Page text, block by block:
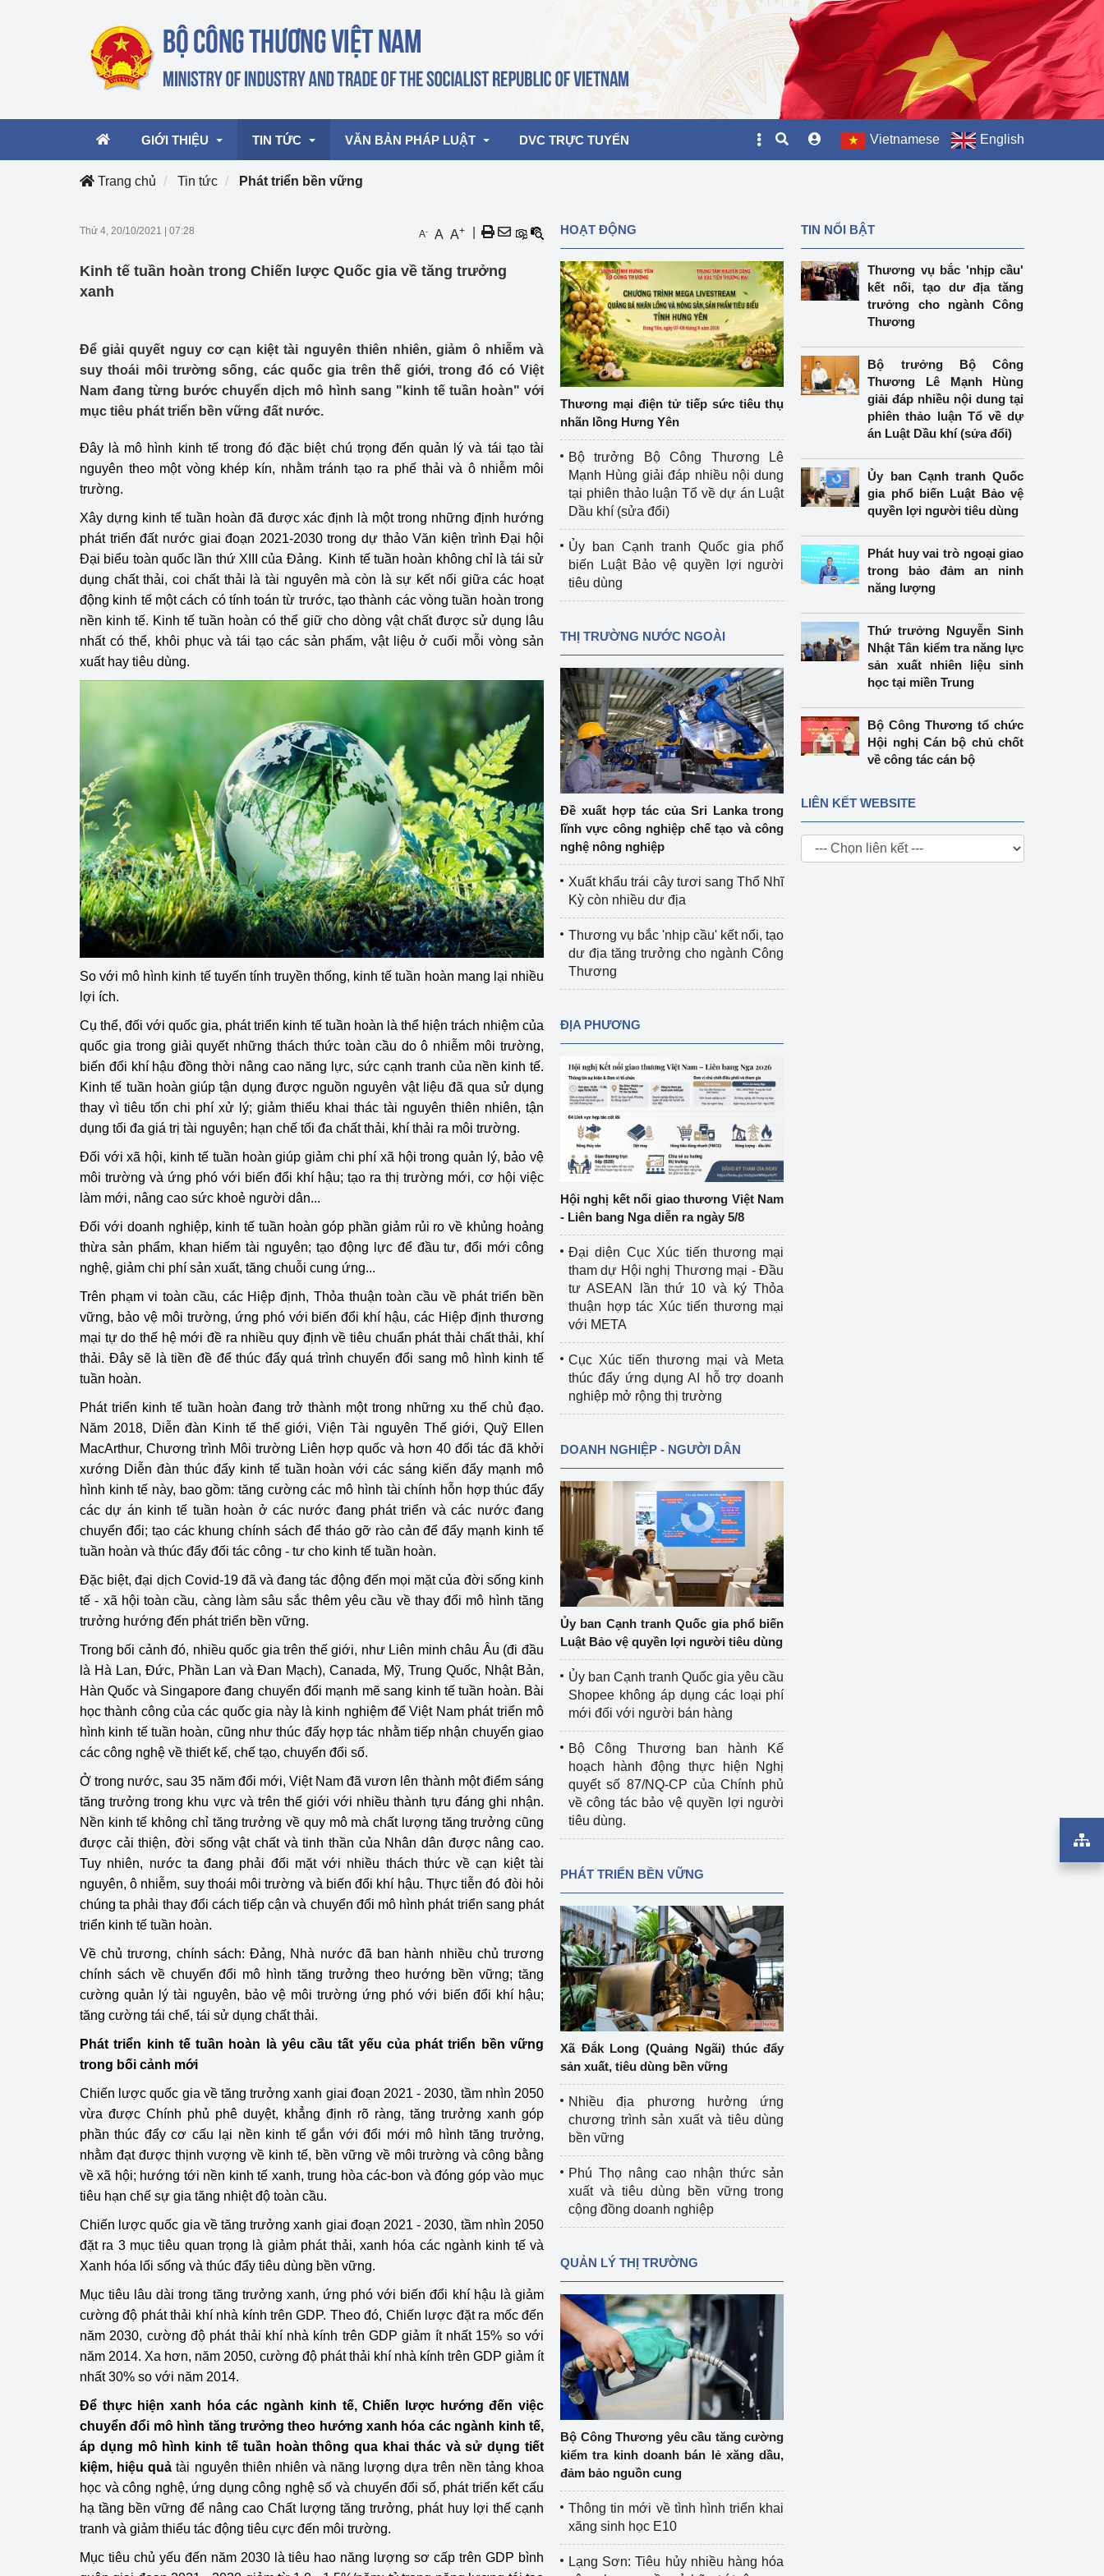
GIỚI THIỆU TIN TỨC
Hoạt động của Lãnh đạo Bộ
mại, Dịch vụ Việt Nam 2026
Hoạt động của Bộ trưởng
Công Thương - Công luận
Họp báo
Điểm báo
Chuyển đổi số
Lịch sử phát triển
Phát triển nguồn nhân lực
Phát triển bền vững
Tổ chức kiểm định
Tổ chức kiểm định kỹ thuật an toàn lao
động thuộc thẩm quyền quản lý của
Bộ Công Thương
động kiểm định thiết bị, dụng cụ điện
làm việc ở môi trường không có nguy
hiểm khí, bụi nổ
Cơ sở sản xuất, sửa chữa chai chứa
LPG
Tổ chức huấn luyện, bồi dưỡng
nghiệp vụ kiểm định kỹ thuật an toàn
lao động
Văn hóa ngành Công Thương
Sử dụng năng lượng tiết kiệm và
hiệu quả
Hiệu quả năng lượng
Khoa học, công nghệ và đổi mới sáng
tạo
Thông báo
Bảo vệ môi trường Video bảo vệ môi trường
Album ảnh bảo vệ môi trường
Văn bản về môi trường
Đọc báo giúp bạn
Bảo vệ nền tảng tư tưởng của Đảng
Doanh nghiệp - Người dân
Xúc tiến thương mại Khu vực miền Bắc
Khu vực miền Nam
Thị trường châu Á – châu Phi
Thị trường châu Âu – châu Mỹ
Thị trường trong nước
Ngành Công Thương đưa nghị quyết
Đại hội XIV của Đảng vào cuộc sống
Phát triển công nghiệp Công nghiệp nền tảng
Chính sách
Phát triển năng lượng
VĂN BẢN PHÁP LUẬT DVC TRỰC TUYẾN Vietnamese English
Trang chủ Tin tức Phát triển bền vững
Thứ 4, 20/10/2021 07:28 A- A A+
Kinh tế tuần hoàn trong Chiến lược Quốc gia về tăng trưởng
xanh
Ðể giải quyết nguy cơ cạn kiệt tài nguyên thiên nhiên, giảm ô nhiễm và
suy thoái môi trường sống, các quốc gia trên thế giới, trong đó có Việt
Nam đang từng bước chuyển dịch mô hình sang "kinh tế tuần hoàn" với
mục tiêu phát triển bền vững đất nước.
Ðây là mô hình kinh tế trong đó đặc biệt chú trọng đến quản lý và tái tạo tài
nguyên theo một vòng khép kín, nhằm tránh tạo ra phế thải và ô nhiễm môi
trường.
Xây dựng kinh tế tuần hoàn đã được xác định là một trong những định hướng
phát triển đất nước giai đoạn 2021-2030 trong dự thảo Văn kiện trình Đại hội
Đại biểu toàn quốc lần thứ XIII của Đảng. Kinh tế tuần hoàn không chỉ là tái sử
dụng chất thải, coi chất thải là tài nguyên mà còn là sự kết nối giữa các hoạt
động kinh tế một cách có tính toán từ trước, tạo thành các vòng tuần hoàn trong
nền kinh tế. Kinh tế tuần hoàn có thể giữ cho dòng vật chất được sử dụng lâu
nhất có thể, khôi phục và tái tạo các sản phẩm, vật liệu ở cuối mỗi vòng sản
xuất hay tiêu dùng.
So với mô hình kinh tế tuyến tính truyền thống, kinh tế tuần hoàn mang lại nhiều
lợi ích.
Cụ thể, đối với quốc gia, phát triển kinh tế tuần hoàn là thể hiện trách nhiệm của
quốc gia trong giải quyết những thách thức toàn cầu do ô nhiễm môi trường,
biến đổi khí hậu đồng thời nâng cao năng lực, sức cạnh tranh của nền kinh tế.
Kinh tế tuần hoàn giúp tận dụng được nguồn nguyên vật liệu đã qua sử dụng
thay vì tiêu tốn chi phí xử lý; giảm thiểu khai thác tài nguyên thiên nhiên, tận
dụng tối đa giá trị tài nguyên; hạn chế tối đa chất thải, khí thải ra môi trường.
Đối với xã hội, kinh tế tuần hoàn giúp giảm chi phí xã hội trong quản lý, bảo vệ
môi trường và ứng phó với biến đổi khí hậu; tạo ra thị trường mới, cơ hội việc
làm mới, nâng cao sức khoẻ người dân...
Đối với doanh nghiệp, kinh tế tuần hoàn góp phần giảm rủi ro về khủng hoảng
thừa sản phẩm, khan hiếm tài nguyên; tạo động lực để đầu tư, đổi mới công
nghệ, giảm chi phí sản xuất, tăng chuỗi cung ứng...
Trên phạm vi toàn cầu, các Hiệp định, Thỏa thuận toàn cầu về phát triển bền
vững, bảo vệ môi trường, ứng phó với biến đổi khí hậu, các Hiệp định thương
mại tự do thế hệ mới đề ra nhiều quy định về tiêu chuẩn phát thải chất thải, khí
thải. Đây sẽ là tiền đề để thúc đẩy quá trình chuyển đổi sang mô hình kinh tế
tuần hoàn.
Phát triển kinh tế tuần hoàn đang trở thành một trong những xu thế chủ đạo.
Năm 2018, Diễn đàn Kinh tế thế giới, Viện Tài nguyên Thế giới, Quỹ Ellen
MacArthur, Chương trình Môi trường Liên hợp quốc và hơn 40 đối tác đã khởi
xướng Diễn đàn thúc đẩy kinh tế tuần hoàn với các sáng kiến đẩy mạnh mô
hình kinh tế này, bao gồm: tăng cường các mô hình tài chính hỗn hợp thúc đẩy
các dự án kinh tế tuần hoàn ở các nước đang phát triển và các nước đang
chuyển đổi; tạo các khung chính sách để tháo gỡ rào cản để đẩy mạnh kinh tế
tuần hoàn và thúc đẩy đối tác công - tư cho kinh tế tuần hoàn.
Đặc biệt, đại dịch Covid-19 đã và đang tác động đến mọi mặt của đời sống kinh
tế - xã hội toàn cầu, càng làm sâu sắc thêm yêu cầu về thay đổi mô hình tăng
trưởng hướng đến phát triển bền vững.
Trong bối cảnh đó, nhiều quốc gia trên thế giới, như Liên minh châu Âu (đi đầu
là Hà Lan, Đức, Phần Lan và Đan Mạch), Canada, Mỹ, Trung Quốc, Nhật Bản,
Hàn Quốc và Singapore đang chuyển đổi mạnh mẽ sang kinh tế tuần hoàn. Bài
học thành công của các quốc gia này là kinh nghiệm để Việt Nam phát triển mô
hình kinh tế tuần hoàn, cũng như thúc đẩy hợp tác nhằm tiếp nhận chuyển giao
các công nghệ về thiết kế, chế tạo, chuyển đổi số.
Ở trong nước, sau 35 năm đổi mới, Việt Nam đã vươn lên thành một điểm sáng
tăng trưởng trong khu vực và trên thế giới với nhiều thành tựu đáng ghi nhận.
Nền kinh tế không chỉ tăng trưởng về quy mô mà chất lượng tăng trưởng cũng
được cải thiện, đời sống vật chất và tinh thần của Nhân dân được nâng cao.
Tuy nhiên, nước ta đang phải đối mặt với nhiều thách thức về cạn kiệt tài
nguyên, ô nhiễm, suy thoái môi trường và biến đổi khí hậu. Thực tiễn đó đòi hỏi
chúng ta phải thay đổi cách tiếp cận và chuyển đổi mô hình phát triển sang phát
triển kinh tế tuần hoàn.
Về chủ trương, chính sách: Đảng, Nhà nước đã ban hành nhiều chủ trương
chính sách về chuyển đổi mô hình tăng trưởng theo hướng bền vững; tăng
cường quản lý tài nguyên, bảo vệ môi trường ứng phó với biến đổi khí hậu;
tăng cường tái chế, tái sử dụng chất thải.
Phát triển kinh tế tuần hoàn là yêu cầu tất yếu của phát triển bền vững
trong bối cảnh mới
Chiến lược quốc gia về tăng trưởng xanh giai đoạn 2021 - 2030, tầm nhìn 2050
vừa được Chính phủ phê duyệt, khẳng định rõ ràng, tăng trưởng xanh góp
phần thúc đẩy cơ cấu lại nền kinh tế gắn với đổi mới mô hình tăng trưởng,
nhằm đạt được thịnh vượng về kinh tế, bền vững về môi trường và công bằng
về xã hội; hướng tới nền kinh tế xanh, trung hòa các-bon và đóng góp vào mục
tiêu hạn chế sự gia tăng nhiệt độ toàn cầu.
Chiến lược quốc gia về tăng trưởng xanh giai đoạn 2021 - 2030, tầm nhìn 2050
đặt ra 3 mục tiêu quan trọng là giảm phát thải, xanh hóa các ngành kinh tế và
Xanh hóa lối sống và thúc đẩy tiêu dùng bền vững.
Mục tiêu lâu dài trong tăng trưởng xanh, ứng phó với biến đổi khí hậu là giảm
cường độ phát thải khí nhà kính trên GDP. Theo đó, Chiến lược đặt ra mốc đến
năm 2030, cường độ phát thải khí nhà kính trên GDP giảm ít nhất 15% so với
năm 2014. Xa hơn, năm 2050, cường độ phát thải khí nhà kính trên GDP giảm ít
nhất 30% so với năm 2014.
Để thực hiện xanh hóa các ngành kinh tế, Chiến lược hướng đến việc
chuyển đổi mô hình tăng trưởng theo hướng xanh hóa các ngành kinh tế,
áp dụng mô hình kinh tế tuần hoàn thông qua khai thác và sử dụng tiết
kiệm, hiệu quảtài nguyên thiên nhiên và năng lượng dựa trên nền tảng khoa
học và công nghệ, ứng dụng công nghệ số và chuyển đổi số, phát triển kết cấu
hạ tầng bền vững để nâng cao Chất lượng tăng trưởng, phát huy lợi thế cạnh
tranh và giảm thiểu tác động tiêu cực đến môi trường.
Mục tiêu chủ yếu đến năm 2030 là tiêu hao năng lượng sơ cấp trên GDP bình
HOẠT ĐỘNG
Thương mại điện tử tiếp sức tiêu thụ
nhãn lồng Hưng Yên
Bộ trưởng Bộ Công Thương Lê
Mạnh Hùng giải đáp nhiều nội dung
tại phiên thảo luận Tổ về dự án Luật
Dầu khí (sửa đổi)
Ủy ban Cạnh tranh Quốc gia phổ
biến Luật Bảo vệ quyền lợi người
tiêu dùng
THỊ TRƯỜNG NƯỚC NGOÀI
Đề xuất hợp tác của Sri Lanka trong
lĩnh vực công nghiệp chế tạo và công
nghệ nông nghiệp
Xuất khẩu trái cây tươi sang Thổ Nhĩ
Kỳ còn nhiều dư địa
Thương vụ bắc 'nhịp cầu' kết nối, tạo
dư địa tăng trưởng cho ngành Công
Thương
ĐỊA PHƯƠNG
Hội nghị kết nối giao thương Việt Nam
- Liên bang Nga diễn ra ngày 5/8
Đại diện Cục Xúc tiến thương mại
tham dự Hội nghị Thương mại - Đầu
tư ASEAN lần thứ 10 và ký Thỏa
thuận hợp tác Xúc tiến thương mại
với META
Cục Xúc tiến thương mại và Meta
thúc đẩy ứng dụng AI hỗ trợ doanh
nghiệp mở rộng thị trường
DOANH NGHIỆP - NGƯỜI DÂN
Ủy ban Cạnh tranh Quốc gia phổ biến
Luật Bảo vệ quyền lợi người tiêu dùng
Ủy ban Cạnh tranh Quốc gia yêu cầu
Shopee không áp dụng các loại phí
mới đối với người bán hàng
Bộ Công Thương ban hành Kế
hoạch hành động thực hiện Nghị
quyết số 87/NQ-CP của Chính phủ
về công tác bảo vệ quyền lợi người
tiêu dùng.
PHÁT TRIỂN BỀN VỮNG
Xã Đắk Long (Quảng Ngãi) thúc đẩy
sản xuất, tiêu dùng bền vững
Nhiều địa phương hưởng ứng
chương trình sản xuất và tiêu dùng
bền vững
Phú Thọ nâng cao nhận thức sản
xuất và tiêu dùng bền vững trong
cộng đồng doanh nghiệp
QUẢN LÝ THỊ TRƯỜNG
Bộ Công Thương yêu cầu tăng cường
kiểm tra kinh doanh bán lẻ xăng dầu,
đảm bảo nguồn cung
Thông tin mới về tình hình triển khai
xăng sinh học E10
Lạng Sơn: Tiêu hủy nhiều hàng hóa
TIN NỔI BẬT
Thương vụ bắc 'nhịp cầu'
kết nối, tạo dư địa tăng
trưởng cho ngành Công
Thương
Bộ trưởng Bộ Công
Thương Lê Mạnh Hùng
giải đáp nhiều nội dung tại
phiên thảo luận Tổ về dự
án Luật Dầu khí (sửa đổi)
Ủy ban Cạnh tranh Quốc
gia phổ biến Luật Bảo vệ
quyền lợi người tiêu dùng
Phát huy vai trò ngoại giao
trong bảo đảm an ninh
năng lượng
Thứ trưởng Nguyễn Sinh
Nhật Tân kiểm tra năng lực
sản xuất nhiên liệu sinh
học tại miền Trung
Bộ Công Thương tổ chức
Hội nghị Cán bộ chủ chốt
về công tác cán bộ
LIÊN KẾT WEBSITE